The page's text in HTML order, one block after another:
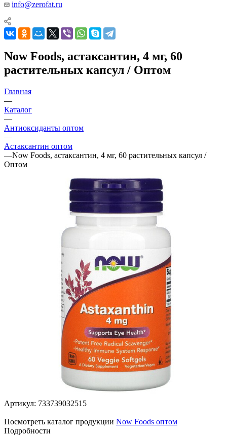
info@zerofat.ru
Now Foods, астаксантин, 4 мг, 60
растительных капсул / Оптом
Главная
—
Каталог
—
Антиоксиданты оптом
—
Астаксантин оптом
—Now Foods, астаксантин, 4 мг, 60 растительных капсул /
Оптом
Артикул: 733739032515
Посмотреть каталог продукции Now Foods оптом
Подробности